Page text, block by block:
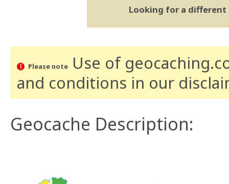
Looking for a different
Please noteUse of
and conditions in our
Geocache Description: